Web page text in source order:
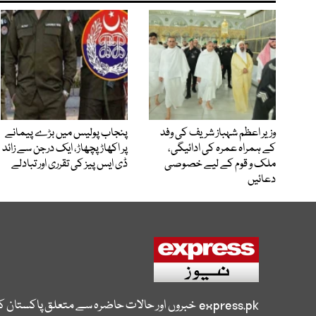
وزیر اعظم شہباز شریف کی وفد
کے ہمراہ عمرہ کی ادائیگی،
ملک و قوم کے لیے خصوصی
دعائیں
پنجاب پولیس میں بڑے پیمانے
پر اکھاڑ پچھاڑ، ایک درجن سے زائد
ڈی ایس پیز کی تقرری اور تبادلے
express.pkخبروں اور حالات حاضرہ سے متعلق